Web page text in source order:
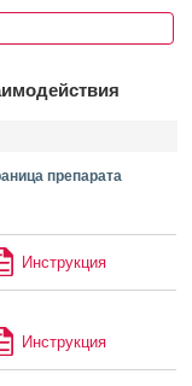
препарата
Инструкция
Инструкция